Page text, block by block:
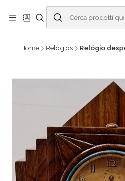
Buscantiguidades - Leilões.
Castelo -
Read
Home Relógios Relógio